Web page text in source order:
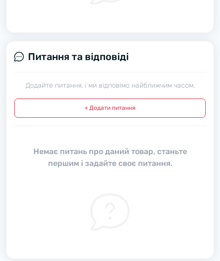
Питання та відповіді
Додайте питання, і ми відповімо найближчим часом.
+ Додати питання
Немає питань про даний товар, станьте
першим і задайте своє питання.